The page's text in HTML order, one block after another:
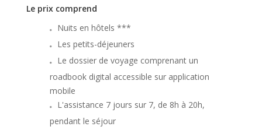
Le prix comprend
Nuits en hôtels ***
Les petits-déjeuners
Le dossier de voyage comprenant un
roadbook digital accessible sur application
mobile
L'assistance 7 jours sur 7, de 8h à 20h,
pendant le séjour